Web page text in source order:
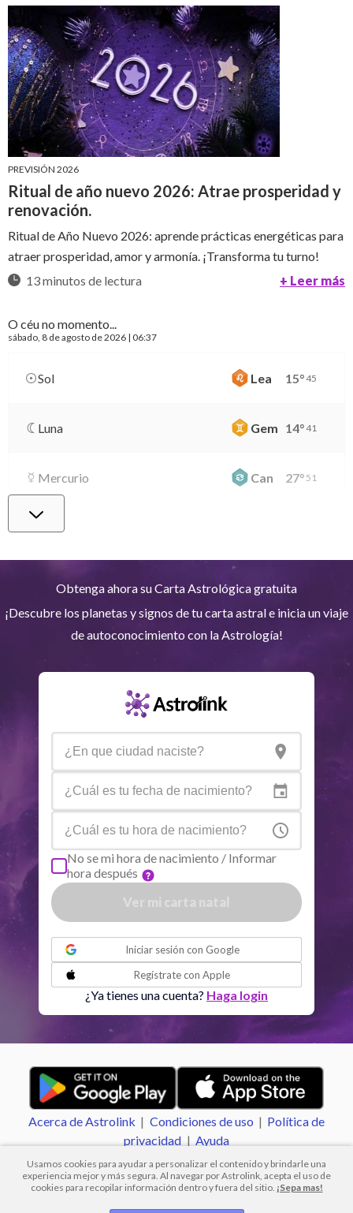
Usamos cookies para ayudar a personalizar el contenido y brindarle una
experiencia mejor y más segura. Al navegar por Astrolink, acepta el uso de
cookies para recopilar información dentro y fuera del sitio. ¡Sepa mas!
PREVISIÓN 2026
Ritual de año nuevo 2026: Atrae prosperidad y
renovación.
Ritual de Año Nuevo 2026: aprende prácticas energéticas para
atraer prosperidad, amor y armonía. ¡Transforma tu turno!
13 minutos de lectura
+ Leer más
O céu no momento...
sábado , 8 de agosto de 2026 | 06:37
Sol Lea 15°45
Luna Gem 14°41
Mercurio Can 27° 51
Venus
Saturno Ari 14° 37
Neptuno Ari 4°9
Plutón Aqu 4
Quiron
Sag 25
Nodo Norte
Aspectos activos Orbe
Sextil Luna 1.06
Conjunción Júpiter
Sol Trine Saturno 1.14
Obtenga ahora su Carta Astrológica gratuita
¡Descubre los planetas y signos de tu carta astral e inicia un viaje
de autoconocimiento con la Astrología!
No se mi hora de nacimiento / Informar
hora después
Iniciar sesión con Google
Regístrate con Apple
¿Ya tienes una cuenta? Haga login
Acerca de Astrolink | Condiciones de uso | Política de
privacidad | Ayuda
© 2012 -2026 .Todos los derechos reservados.